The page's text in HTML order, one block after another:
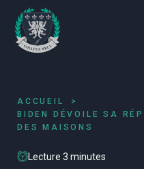
ACCUEIL
BIDEN DÉVOILE SA
DES MAISONS
Lecture 3 minutes